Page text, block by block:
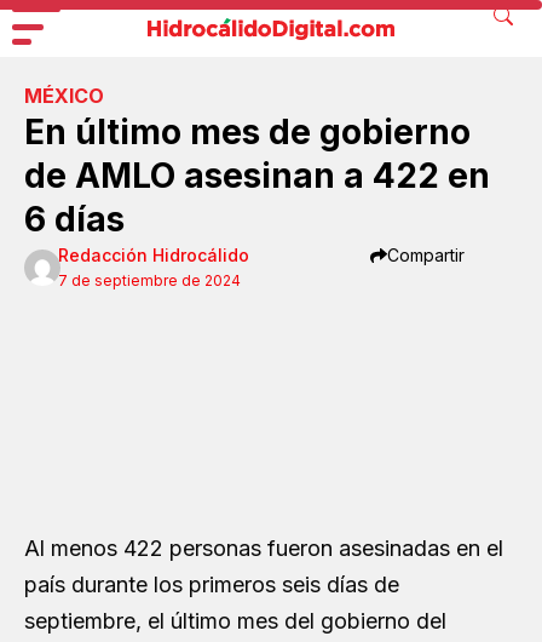
MÉXICO
En último mes de gobierno
de AMLO asesinan a 422 en
6 días
Redacción Hidrocálido
7 de septiembre de 2024
Compartir
Al menos 422 personas fueron asesinadas en el
país durante los primeros seis días de
septiembre, el último mes del gobierno del